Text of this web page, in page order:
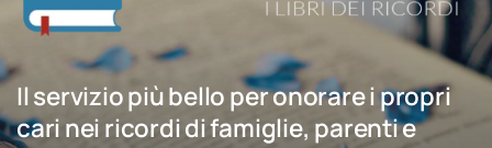
Il servizio più bello per onorare i propri
cari nei ricordi di famiglie, parenti e